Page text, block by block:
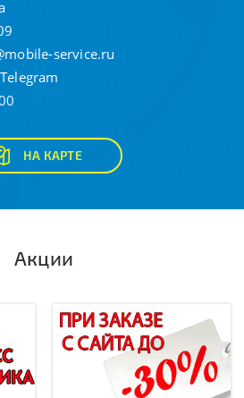
service.ru
НА КАРТЕ
Акции